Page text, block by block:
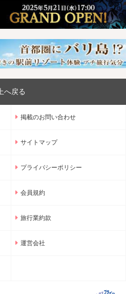
上へ戻る
掲載のお問い合わせ
サイトマップ
プライバシーポリシー
会員規約
旅行業約款
運営会社